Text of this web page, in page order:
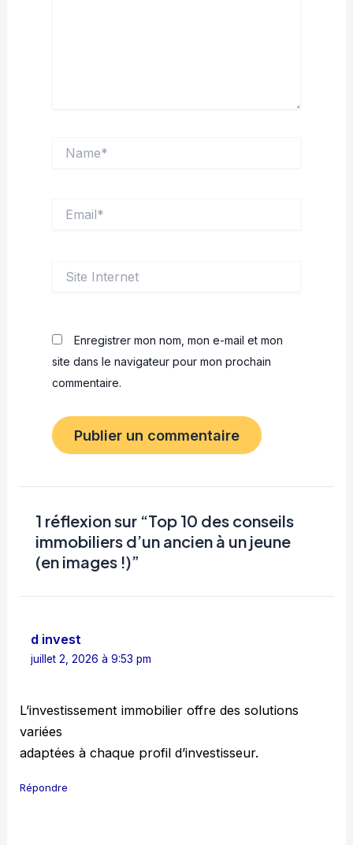
Internet
Enregistrer mon nom, mon e-mail et mon
site dans le navigateur pour mon prochain
commentaire.
1 réflexion sur “Top 10 des conseils
immobiliers d’un ancien à un jeune
(en images !)”
d invest
juillet 2, 2026 à 9:53 pm
L’investissement immobilier offre des solutions
variées
adaptées à chaque profil d’investisseur.
Répondre